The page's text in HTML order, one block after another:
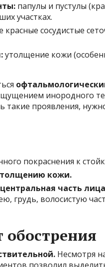
папулы и пустулы
участках.
красные сосудистые
утолщение кожи
инородного
такие проявления,
покраснения к
кожи.
центральная часть
грудь, волосистую
обострения
Несмотря